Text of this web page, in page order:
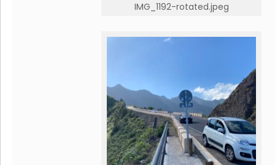
IMG_1192-rotated.jpeg